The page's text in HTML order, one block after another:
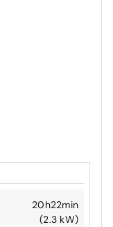
20h22min
(2.3 kW)